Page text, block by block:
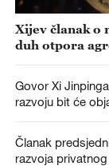
Xijev članak o
duh otpora
Govor Xi
razvoju bit će
Članak
razvoja